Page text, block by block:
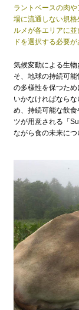
ラントベースの肉
場に流通しない規
ルメが各エリアに
ドを選択する必要
気候変動による生
そ、地球の持続可
の多様性を保つた
いかなければなら
め、持続可能な飲
ツが用意される「
ながら食の未来につ